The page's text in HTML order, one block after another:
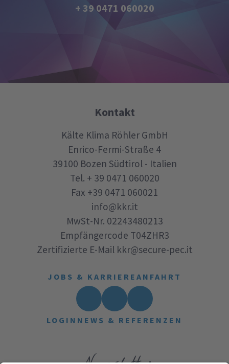
+ 39 0471 060020
Kontakt
Kälte Klima Röhler GmbH
Enrico-Fermi-Straße 4
39100 Bozen Südtirol - Italien
Tel. + 39 0471 060020
Fax +39 0471 060021
info@kkr.it
MwSt-Nr. 02243480213
Empfängercode T04ZHR3
Zertifizierte E-Mail kkr@secure-pec.it
JOBS & KARRIERE ANFAHRT
LOGIN NEWS & REFERENZEN